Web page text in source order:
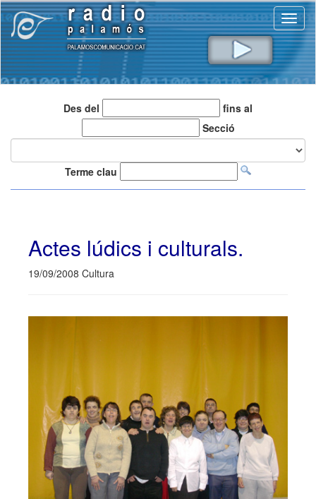
Des del
fins al
Secció
Terme clau
Actes lúdics i culturals.
19/09/2008 Cultura